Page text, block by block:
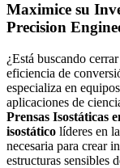
Maximice su
Precision
¿Está buscando
eficiencia de
especializa en
aplicaciones de
Prensas Isostáticas
isostático líderes en
necesaria para crear
estructuras sensibles